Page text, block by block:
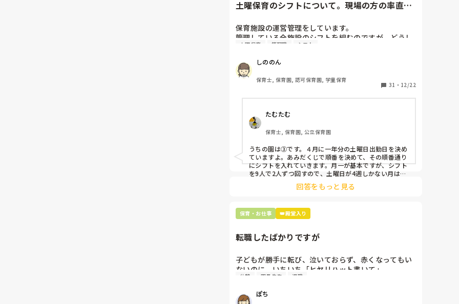
土曜保育のシフトについて。現場の方の率直な
保育施設の運営管理をしています。
管理している全施設のシフトを組むのですが、どうし
ても土曜保育だけは入れる方が少なく、いつも苦労し
応募の段階では皆、月1〜2回の土曜出勤があることに
同意して入職しているはずですが、いざ勤務が始まる
と一日も土曜出勤が出来ない方ばかりです。
①土曜日の希望休は2日まで、と制限をかける
②毎月、必ず土曜保育に入ることのできる日を1日だ
けピックアップしてもらう
③仮シフトが出た時、土曜出勤が難しければ自身で代
わりの人を交渉して見つけてもらう
上記のいずれかの対策を取り入れることを考えていま
土曜保育 管理職 シフト
しののん
保育士, 保育園, 認可保育園, 学童保育
31 ・ 12/22
たむたむ
保育士, 保育園, 公立保育園
うちの園は③です。４月に一年分の土曜日出勤日を決め
ていますよ。あみだくじで順番を決めて、その順番通り
にシフトを入れていきます。月一が基本ですが、シフト
を9人で2人ずつ回すので、土曜日が4週しかない月は無
しの時もありますよ。その土曜日が出られない人は、同
じシフト時間の人と自分で交代して貰い、主任に報告し
回答をもっと見る
保育・お仕事 👑殿堂入り
転職したばかりですが
子どもが勝手に転び、泣いておらず、赤くなってもい
ないのに、いちいち「ヒヤリハット書いて」
と書かされ
休憩時間に書くしかなく、辛いです
（そう言う本人は書かない）
休憩 園長先生 退職
ぽち